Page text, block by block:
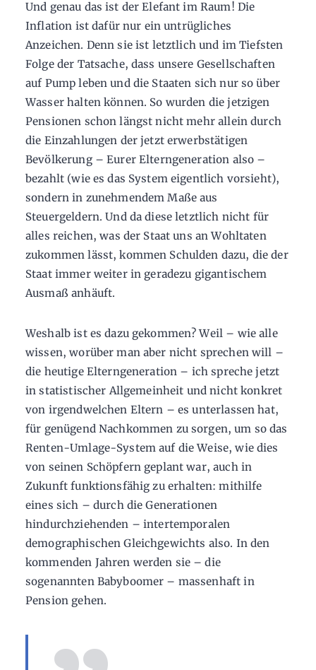
Und genau das ist der Elefant im Raum! Die
Inflation ist dafür nur ein untrügliches
Anzeichen. Denn sie ist letztlich und im Tiefsten
Folge der Tatsache, dass unsere Gesellschaften
auf Pump leben und die Staaten sich nur so über
Wasser halten können. So wurden die jetzigen
Pensionen schon längst nicht mehr allein durch
die Einzahlungen der jetzt erwerbstätigen
Bevölkerung – Eurer Elterngeneration also –
bezahlt (wie es das System eigentlich vorsieht),
sondern in zunehmendem Maße aus
Steuergeldern. Und da diese letztlich nicht für
alles reichen, was der Staat uns an Wohltaten
zukommen lässt, kommen Schulden dazu, die der
Staat immer weiter in geradezu gigantischem
Ausmaß anhäuft.
Weshalb ist es dazu gekommen? Weil – wie alle
wissen, worüber man aber nicht sprechen will –
die heutige Elterngeneration – ich spreche jetzt
in statistischer Allgemeinheit und nicht konkret
von irgendwelchen Eltern – es unterlassen hat,
für genügend Nachkommen zu sorgen, um so das
Renten-Umlage-System auf die Weise, wie dies
von seinen Schöpfern geplant war, auch in
Zukunft funktionsfähig zu erhalten: mithilfe
eines sich – durch die Generationen
hindurchziehenden – intertemporalen
demographischen Gleichgewichts also. In den
kommenden Jahren werden sie – die
sogenannten Babyboomer – massenhaft in
Pension gehen.